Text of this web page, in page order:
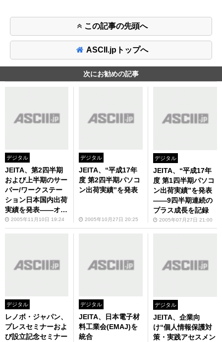
この記事の先頭へ
ASCII.jpトップへ
次にお勧めの記事
デジタル
JEITA、第2四半期
および上半期のサー
バー/ワークステー
ション日本国内出荷
実績を発表――オー
プン系サーバーが好
調続伸
2005年11月10日 19:24
デジタル
JEITA、“平成17年
度 第2四半期パソコ
ン出荷実績”を発表
2005年10月27日 20:25
デジタル
JEITA、“平成17年
度 第1四半期パソコ
ン出荷実績”を発表
――9四半期連続の
プラス成長を記録
2005年07月27日 21:00
デジタル
レノボ・ジャパン、
プレスセミナーおよ
び設立記念セミナー
デジタル
JEITA、日本電子材
料工業会(EMAJ)を
統合
デジタル
JEITA、企業向
け“個人情報保護対
策・実践アセスメン